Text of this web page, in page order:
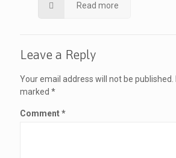
Read more
Leave a Reply
Your email address will not be published.
marked *
Comment*